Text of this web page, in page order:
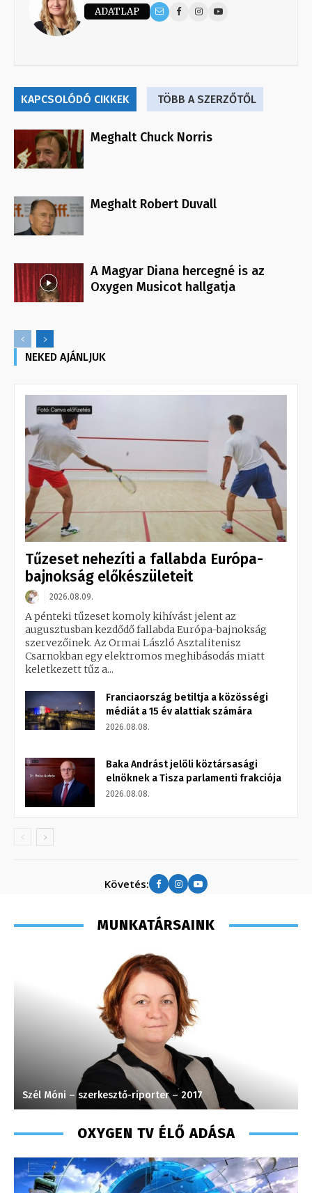
ADATLAP
KAPCSOLÓDÓ CIKKEK TÖBB A SZERZŐTŐL
Meghalt Chuck Norris
Meghalt Robert Duvall
A Magyar Diana hercegné is az
Oxygen Musicot hallgatja
NEKED AJÁNLJUK
Tűzeset nehezíti a fallabda Európa-
bajnokság előkészületeit
2026.08.09.
A pénteki tűzeset komoly kihívást jelent az
augusztusban kezdődő fallabda Európa-bajnokság
szervezőinek. Az Ormai László Asztalitenisz
Csarnokban egy elektromos meghibásodás miatt
keletkezett tűz a...
Franciaország betiltja a közösségi
médiát a 15 év alattiak számára
2026.08.08.
Baka Andrást jelöli köztársasági
elnöknek a Tisza parlamenti frakciója
2026.08.08.
Követés:
MUNKATÁRSAINK
Tóth Bálint – operatőr-vágó – 2009
OXYGEN TV ÉLŐ ADÁSA